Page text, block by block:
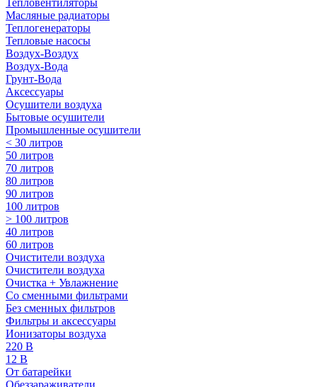
Тепловентиляторы
Масляные радиаторы
Теплогенераторы
Тепловые насосы
Воздух-Воздух
Воздух-Вода
Грунт-Вода
Аксессуары
Осушители воздуха
Бытовые осушители
Промышленные осушители
< 30 литров
50 литров
70 литров
80 литров
90 литров
100 литров
> 100 литров
40 литров
60 литров
Очистители воздуха
Очистители воздуха
Очистка + Увлажнение
Cо сменными фильтрами
Без сменных фильтров
Фильтры и аксессуары
Ионизаторы воздуха
220 В
12 В
От батарейки
Обеззараживатели